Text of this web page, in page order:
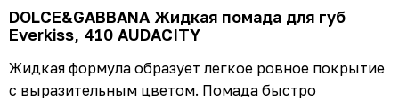
DOLCE&GABBANA Жидкая помада для губ
Everkiss, 410 AUDACITY
Жидкая формула образует легкое ровное покрытие
с выразительным цветом. Помада быстро